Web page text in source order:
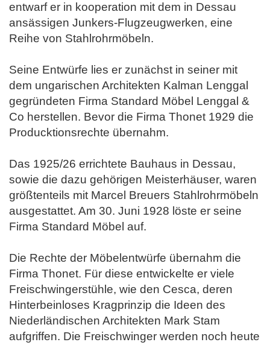
entwarf er in kooperation mit dem in Dessau
ansässigen Junkers-Flugzeugwerken, eine
Reihe von Stahlrohrmöbeln.
Seine Entwürfe lies er zunächst in seiner mit
dem ungarischen Architekten Kalman Lenggal
gegründeten Firma Standard Möbel Lenggal &
Co herstellen. Bevor die Firma Thonet 1929 die
Producktionsrechte übernahm.
Das 1925/26 errichtete Bauhaus in Dessau,
sowie die dazu gehörigen Meisterhäuser, waren
größtenteils mit Marcel Breuers Stahlrohrmöbeln
ausgestattet. Am 30. Juni 1928 löste er seine
Firma Standard Möbel auf.
Die Rechte der Möbelentwürfe übernahm die
Firma Thonet. Für diese entwickelte er viele
Freischwingerstühle, wie den Cesca, deren
Hinterbeinloses Kragprinzip die Ideen des
Niederländischen Architekten Mark Stam
aufgriffen. Die Freischwinger werden noch heute